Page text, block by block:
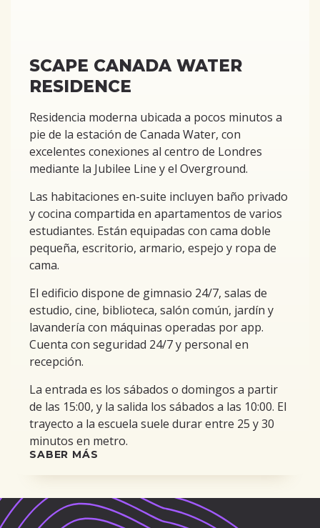
SCAPE CANADA WATER
RESIDENCE
Residencia moderna ubicada a pocos minutos a
pie de la estación de Canada Water, con
excelentes conexiones al centro de Londres
mediante la Jubilee Line y el Overground.
Las habitaciones en-suite incluyen baño privado
y cocina compartida en apartamentos de varios
estudiantes. Están equipadas con cama doble
pequeña, escritorio, armario, espejo y ropa de
cama.
El edificio dispone de gimnasio 24/7, salas de
estudio, cine, biblioteca, salón común, jardín y
lavandería con máquinas operadas por app.
Cuenta con seguridad 24/7 y personal en
recepción.
La entrada es los sábados o domingos a partir
de las 15:00, y la salida los sábados a las 10:00. El
trayecto a la escuela suele durar entre 25 y 30
minutos en metro.
SABER MÁS